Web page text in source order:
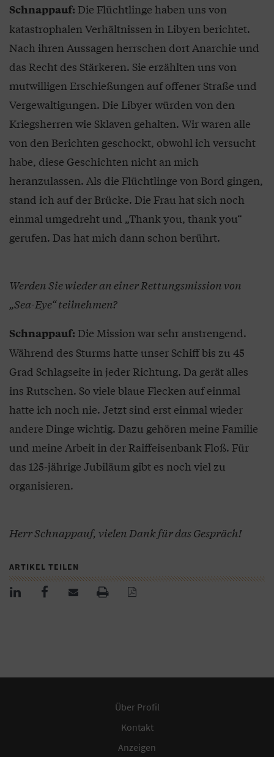
Schnappauf: Die Flüchtlinge haben uns von
katastrophalen Verhältnissen in Libyen berichtet.
Nach ihren Aussagen herrschen dort Anarchie und
das Recht des Stärkeren. Sie erzählten uns von
mutwilligen Erschießungen auf offener Straße und
Vergewaltigungen. Die Libyer würden von den
Kriegsherren wie Sklaven gehalten. Wir waren alle
von den Berichten geschockt, obwohl ich versucht
habe, diese Geschichten nicht an mich
heranzulassen. Als die Flüchtlinge von Bord gingen,
stand ich auf der Brücke. Die Frau hat sich noch
einmal umgedreht und „Thank you, thank you“
gerufen. Das hat mich dann schon berührt.
Werden Sie wieder an einer Rettungsmission von
„Sea-Eye“ teilnehmen?
Schnappauf: Die Mission war sehr anstrengend.
Während des Sturms hatte unser Schiff bis zu 45
Grad Schlagseite in jeder Richtung. Da gerät alles
ins Rutschen. So viele blaue Flecken auf einmal
hatte ich noch nie. Jetzt sind erst einmal wieder
andere Dinge wichtig. Dazu gehören meine Familie
und meine Arbeit in der Raiffeisenbank Floß. Für
das 125-jährige Jubiläum gibt es noch viel zu
organisieren.
Herr Schnappauf, vielen Dank für das Gespräch!
ARTIKEL TEILEN
Über Profil
Kontakt
Anzeigen